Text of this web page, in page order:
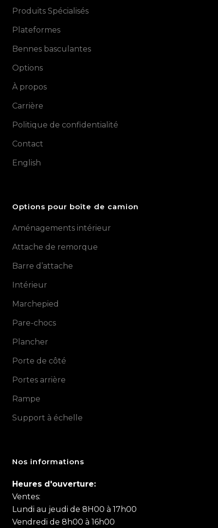
Produits Spécialisés
Plateformes
Bennes basculantes
Options
À propos
Carrière
Politique de confidentialité
Contact
English
Options pour boîte de camion
Aménagements intérieur
Attache de remorque
Barre d’attache
Intérieur
Marchepied
Pare-chocs
Plancher
Porte de côté
Portes arrière
Rampe
Support à échelle
Nos informations
Heures d'ouverture:
Ventes:
Lundi au jeudi de 8H00 à 17h00
Vendredi de 8h00 à 16h00